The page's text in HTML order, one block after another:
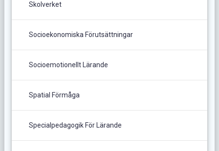
Skolverket
Socioekonomiska Förutsättningar
Socioemotionellt Lärande
Spatial Förmåga
Specialpedagogik För Lärande